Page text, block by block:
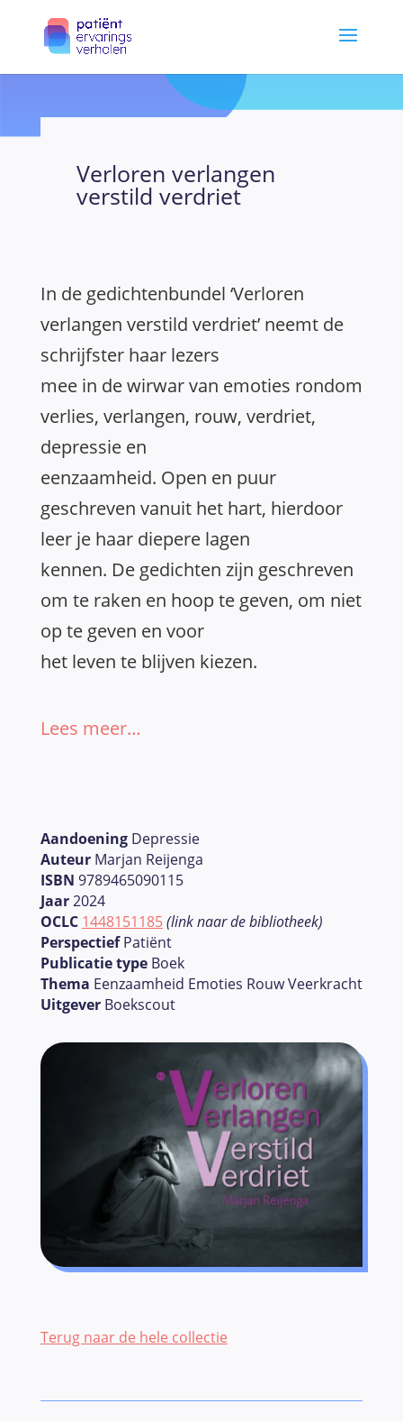
Verloren verlangen
verstild verdriet
In de gedichtenbundel ‘Verloren
verlangen verstild verdriet’ neemt de
schrijfster haar lezers
mee in de wirwar van emoties rondom
verlies, verlangen, rouw, verdriet,
depressie en
eenzaamheid. Open en puur
geschreven vanuit het hart, hierdoor
leer je haar diepere lagen
kennen. De gedichten zijn geschreven
om te raken en hoop te geven, om niet
op te geven en voor
het leven te blijven kiezen.
Lees meer…
Aandoening Depressie
Auteur Marjan Reijenga
ISBN 9789465090115
Jaar2024
OCLC 1448151185(link naar de bibliotheek)
PerspectiefPatiënt
Publicatie type Boek
Thema Eenzaamheid Emoties Rouw Veerkracht
Uitgever Boekscout
Terug naar de hele collectie